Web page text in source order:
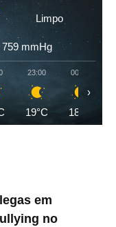
Limpo
759 mmHg
23:00
19°C
00:00
18°C
›
em
no